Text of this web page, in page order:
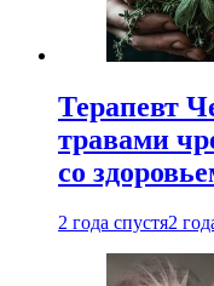
Терапевт
травами
со
2 года спустя2